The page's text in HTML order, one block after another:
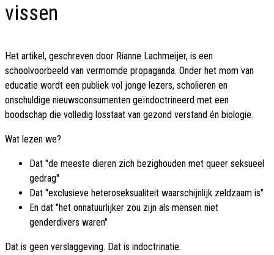
vissen
Het artikel, geschreven door Rianne Lachmeijer, is een
schoolvoorbeeld van vermomde propaganda. Onder het mom van
educatie wordt een publiek vol jonge lezers, scholieren en
onschuldige nieuwsconsumenten geïndoctrineerd met een
boodschap die volledig losstaat van gezond verstand én biologie.
Wat lezen we?
Dat "de meeste dieren zich bezighouden met queer seksueel
gedrag"
Dat "exclusieve heteroseksualiteit waarschijnlijk zeldzaam is"
En dat "het onnatuurlijker zou zijn als mensen niet
genderdivers waren"
Dat is geen verslaggeving. Dat is indoctrinatie.